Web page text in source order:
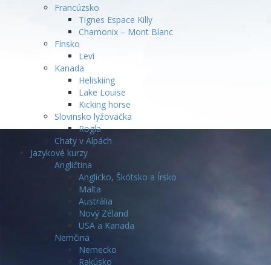
Francúzsko
Tignes Espace Killy
Chamonix – Mont Blanc
Fínsko
Levi
Kanada
Heliskiing
Lake Louise
Kicking horse
Slovinsko lyžovačka
Rogla
Chaty v Alpách
Jazykové kurzy
Angličtina
Anglicko, Škótsko a Írsko
Malta
Austrália
Nový Zéland
USA a Kanada
Nemčina
Nemecko
Rakúsko